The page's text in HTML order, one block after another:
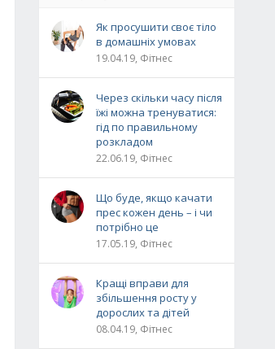
Як просушити своє тіло
в домашніх умовах
19.04.19, Фітнес
Через скільки часу після
їжі можна тренуватися:
гід по правильному
розкладом
22.06.19, Фітнес
Що буде, якщо качати
прес кожен день – і чи
потрібно це
17.05.19, Фітнес
Кращі вправи для
збільшення росту у
дорослих та дітей
08.04.19, Фітнес